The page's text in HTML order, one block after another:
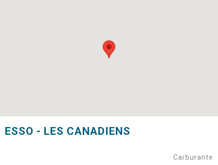
ESSO - LES CANADIENS
Carburante